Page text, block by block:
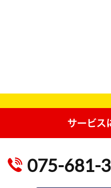
サービス
075-681-